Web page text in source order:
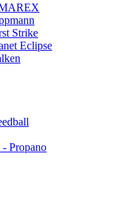
Strike
Eclipse
Propano